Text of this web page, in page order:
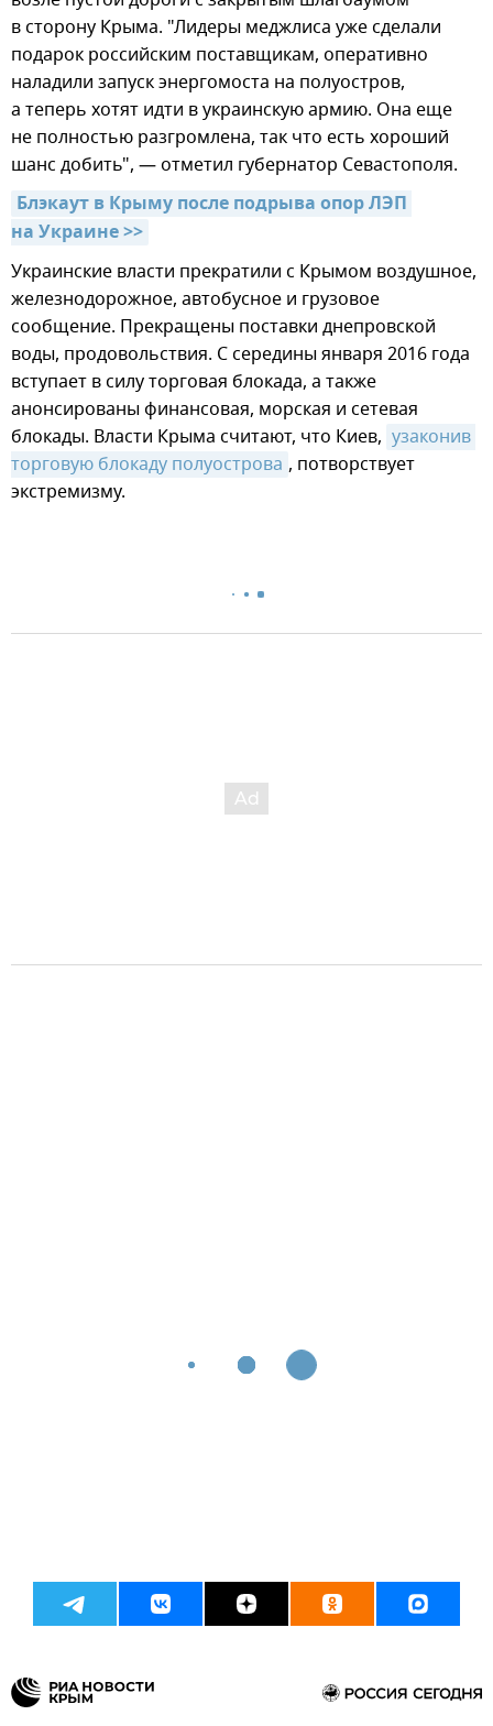
в сторону Крыма. "Лидеры меджлиса уже сделали
подарок российским поставщикам, оперативно
наладили запуск энергомоста на полуостров,
а теперь хотят идти в украинскую армию. Она еще
не полностью разгромлена, так что есть хороший
шанс добить", — отметил губернатор Севастополя.
Блэкаут в Крыму после подрыва опор ЛЭП
на Украине >>
Украинские власти прекратили с Крымом воздушное,
железнодорожное, автобусное и грузовое
сообщение. Прекращены поставки днепровской
воды, продовольствия. С середины января 2016 года
вступает в силу торговая блокада, а также
анонсированы финансовая, морская и сетевая
блокады. Власти Крыма считают, что Киев, узаконив
торговую блокаду полуострова , потворствует
экстремизму.